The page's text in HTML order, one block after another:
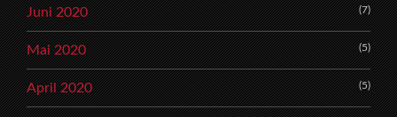
Juni 2020 (7)
Mai 2020 (5)
April 2020 (5)